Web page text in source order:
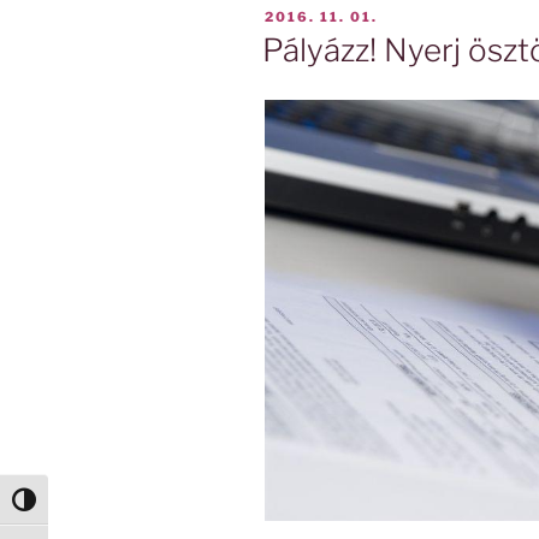
Nagy kontraszt váltása
BEKÜLDVE:
2016. 11. 01.
Pályázz! Nyerj